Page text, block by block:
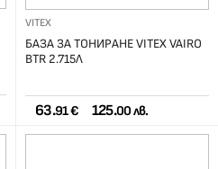
VITEX
БАЗА ЗА ТОНИРАНЕ VITEX VAIRO
BTR 2.715Л
63.91 € 125.00 лв.